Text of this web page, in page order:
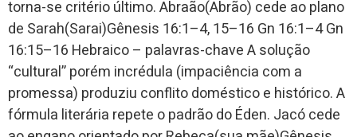
torna-se critério último. Abraão(Abrão) cede ao plano
de Sarah(Sarai)Gênesis 16:1–4, 15–16 Gn 16:1–4 Gn
16:15–16 Hebraico – palavras-chave A solução
“cultural” porém incrédula (impaciência com a
promessa) produziu conflito doméstico e histórico. A
fórmula literária repete o padrão do Éden. Jacó cede